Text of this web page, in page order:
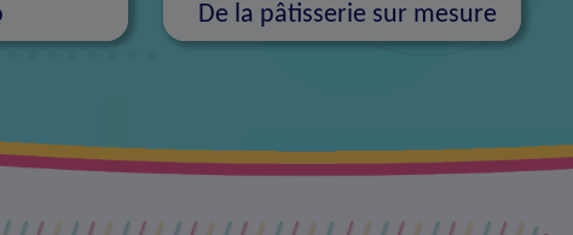
De la pâtisserie sur mesure